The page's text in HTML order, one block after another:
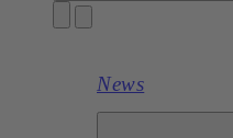
News